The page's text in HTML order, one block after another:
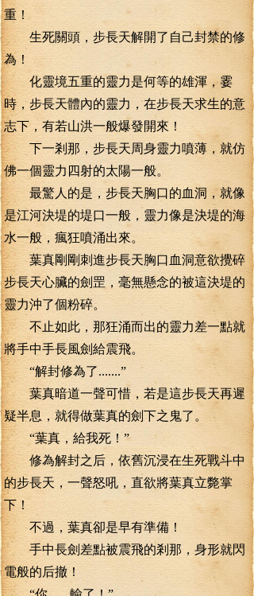
重！
生死關頭，步長天解開了自己封禁的修
為！
化靈境五重的靈力是何等的雄渾，霎
時，步長天體內的靈力，在步長天求生的意
志下，有若山洪一般爆發開來！
下一剎那，步長天周身靈力噴薄，就仿
佛一個靈力四射的太陽一般。
最驚人的是，步長天胸口的血洞，就像
是江河決堤的堤口一般，靈力像是決堤的海
水一般，瘋狂噴涌出來。
葉真剛剛刺進步長天胸口血洞意欲攪碎
步長天心臟的劍罡，毫無懸念的被這決堤的
靈力沖了個粉碎。
不止如此，那狂涌而出的靈力差一點就
將手中手長風劍給震飛。
“解封修為了.......”
葉真暗道一聲可惜，若是這步長天再遲
疑半息，就得做葉真的劍下之鬼了。
“葉真，給我死！”
修為解封之后，依舊沉浸在生死戰斗中
的步長天，一聲怒吼，直欲將葉真立斃掌
下！
不過，葉真卻是早有準備！
手中長劍差點被震飛的剎那，身形就閃
電般的后撤！